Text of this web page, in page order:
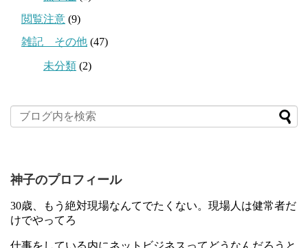
閲覧注意 (9)
雑記 その他 (47)
未分類 (2)
神子のプロフィール
30歳、もう絶対現場なんてでたくない。現場人は健常者だ
けでやってろ
仕事をしている内にネットビジネスってどうなんだろうと